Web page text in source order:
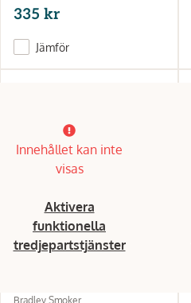
335 kr
Jämför
Innehållet kan inte
visas
Aktivera
funktionella
tredjepartstjänster
Bradley Smoker